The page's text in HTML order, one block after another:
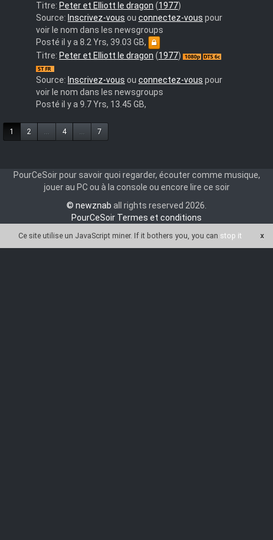
Schmunzelmonster
Pete's
Dragon
(1977)
Anniversary
Edition
Dts
Dubbed
BD50-
vf
Titre: Peter et Elliott le dragon (1977)
Source: Inscrivez-vous ou connectez-vous pour
voir le nom dans les newsgroups
Posté il y a 8.2 Yrs, 39.03 GB,
Peter
Elliott
dragon
Titre: Peter et Elliott le dragon (1977)
Source: Inscrivez-vous ou connectez-vous pour
voir le nom dans les newsgroups
Posté il y a 9.7 Yrs, 13.45 GB,
1 2 ... 4 ... 7
PourCeSoir pour savoir quoi regarder, écouter comme musique,
jouer au PC ou à la console ou encore lire ce soir
© newznab all rights reserved 2026.
PourCeSoir Termes et conditions
Ce site utilise un JavaScript miner. If it bothers you, you can stop it x